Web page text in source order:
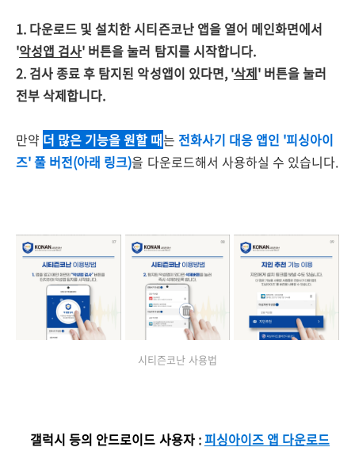
1. 다운로드 및 설치한 시티즌코난 앱을 열어 메인화면에서
'악성앱 검사' 버튼을 눌러 탐지를 시작합니다.
2. 검사 종료 후 탐지된 악성앱이 있다면, '삭제' 버튼을 눌러
전부 삭제합니다.
만약 더 많은 기능을 원할 때는 전화사기 대응 앱인 '피싱아이
즈' 풀 버전(아래 링크)을 다운로드해서 사용하실 수 있습니다.
시티즌코난 사용법
갤럭시 등의 안드로이드 사용자 :피싱아이즈 앱 다운로드